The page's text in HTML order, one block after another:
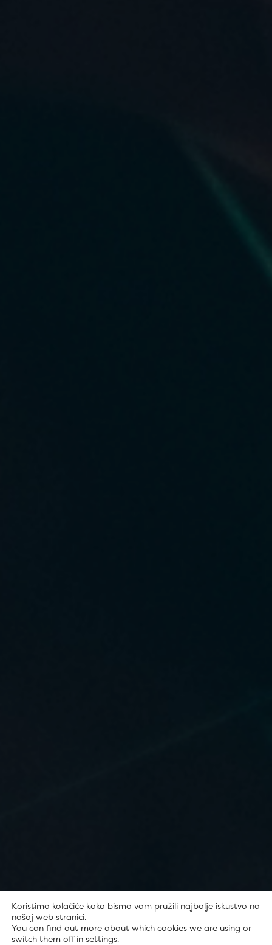
Koristimo kolačiće kako bismo vam pružili najbolje iskustvo na
našoj web stranici.
You can find out more about which cookies we are using or
switch them off in settings.